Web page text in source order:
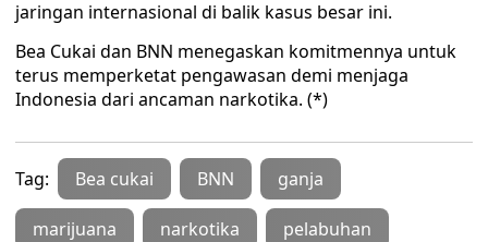
jaringan internasional di balik kasus besar ini.
Bea Cukai dan BNN menegaskan komitmennya untuk
terus memperketat pengawasan demi menjaga
Indonesia dari ancaman narkotika. (*)
Tag: Bea cukai BNN ganja
marijuana narkotika pelabuhan